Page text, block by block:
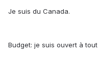
Je suis du Canada.
Budget: je suis ouvert à tout